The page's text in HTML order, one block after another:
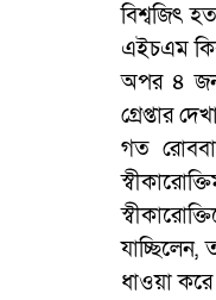
বিশ্বজিৎ
এইচএম
অপর ৪ জন
গ্রেপ্তার
গত
ধাওয়া